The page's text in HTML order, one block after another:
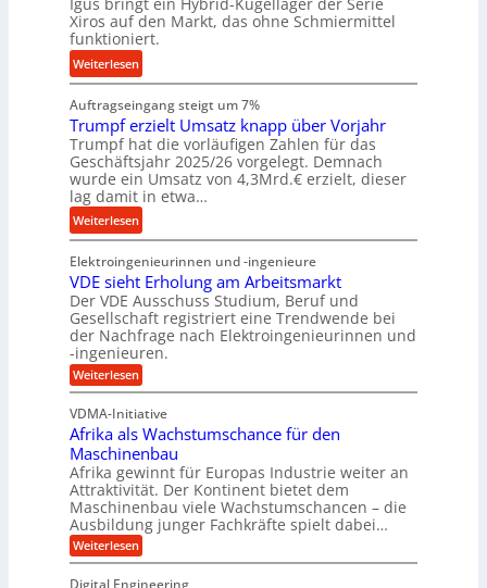
b
u
n
g
e
n
z
e
g
k
r
e
i
s
l
a
u
f
e
l
s
c
h
i
e
n
e
n
f
ü
u
n
g
e
n
B
S
C
L
w
e
i
t
e
r
Igus bringt ein Hybrid-Kugellager der Serie
Xiros auf den Markt, das ohne Schmiermittel
funktioniert.
Weiterlesen:
W
a
r
t
u
n
g
s
r
e
i
e
s
H
y
b
r
i
d
-
K
u
g
e
Auftragseingang steigt um 7%
Trumpf erzielt Umsatz knapp über Vorjahr
Trumpf hat die vorläufigen Zahlen für das
Geschäftsjahr 2025/26 vorgelegt. Demnach
wurde ein Umsatz von 4,3Mrd.€ erzielt, dieser
lag damit in etwa…
Weiterlesen:
T
r
u
m
p
f
e
r
l
t
U
m
s
Elektroingenieurinnen und -ingenieure
VDE sieht Erholung am Arbeitsmarkt
Der VDE Ausschuss Studium, Beruf und
Gesellschaft registriert eine Trendwende bei
der Nachfrage nach Elektroingenieurinnen und
-ingenieuren.
Weiterlesen:
V
E
s
i
e
h
t
E
r
h
o
VDMA-Initiative
Afrika als Wachstumschance für den
Maschinenbau
Afrika gewinnt für Europas Industrie weiter an
Attraktivität. Der Kontinent bietet dem
Maschinenbau viele Wachstumschancen – die
Ausbildung junger Fachkräfte spielt dabei…
Weiterlesen:
A
Digital Engineering